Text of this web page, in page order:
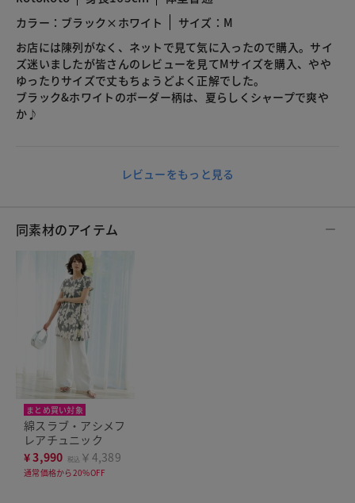
カラー：ブラック×ホワイト
サイズ：M
お店には陳列がなく、ネットで見て気に入ったので購入。サイ
ズ迷いましたが皆さんのレビューを見てMサイズを購入、やや
ゆったりサイズで丈もちょうどよく正解でした。
ブラック&ホワイトのボーダー柄は、夏らしくシャープで爽や
か♪
レビューをもっと見る
同素材のアイテム
まとめ買い対象
人気商品
綿スラブ・アシメフ
レアチュニック
¥3,990 税込 ￥4,389
通常価格から20%OFF